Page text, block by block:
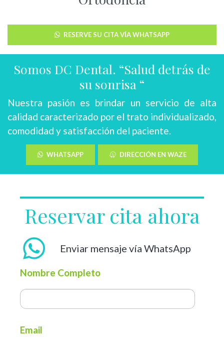
RESERVE SU CITA VÍA WHATSAPP
Somos DC Dental. “Salud detrás de
su sonrisa “
Nuestra pasión es brindar un servicio de alta
calidad caracterizado por el trato individualizado,
comodidad y satisfacción del paciente.
WHATSAPP DIRECCIÓN EN WAZE
Reservar cita ahora
Enviar mensaje vía WhatsApp
Nombre Completo
Email